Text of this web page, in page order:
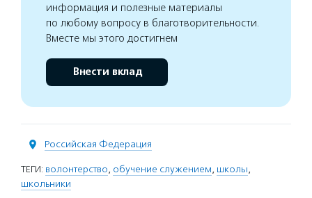
информация и полезные материалы
по любому вопросу в благотворительности.
Вместе мы этого достигнем
Внести вклад
Российская Федерация
ТЕГИ: волонтерство, обучение служением, школы,
школьники